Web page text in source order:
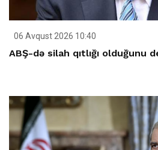
06 Avqust 2026 10:40
ABŞ-də silah qıtlığı olduğunu